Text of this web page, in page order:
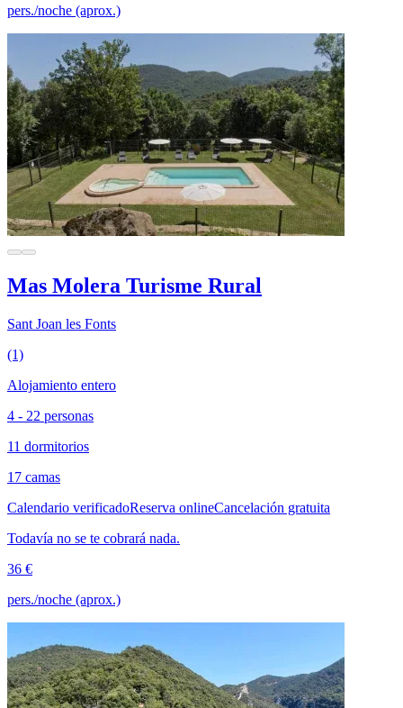
pers./noche (aprox.)
Mas Molera Turisme Rural
Sant Joan les Fonts
(1)
Alojamiento entero
4 - 22 personas
11 dormitorios
17 camas
Calendario verificadoReserva onlineCancelación gratuita
Todavía no se te cobrará nada.
36 €
pers./noche (aprox.)